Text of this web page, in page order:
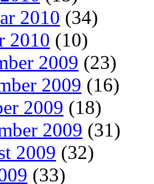
2010 (34)
2010 (10)
2009 (23)
2009 (16)
2009 (18)
2009 (31)
2009 (32)
(33)